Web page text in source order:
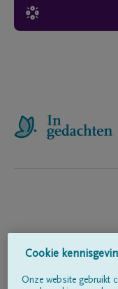
Cookie
Onze website gebruikt